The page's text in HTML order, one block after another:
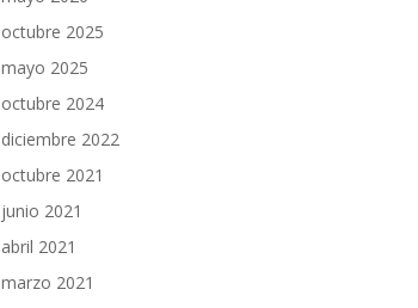
octubre 2025
mayo 2025
octubre 2024
diciembre 2022
octubre 2021
junio 2021
abril 2021
marzo 2021